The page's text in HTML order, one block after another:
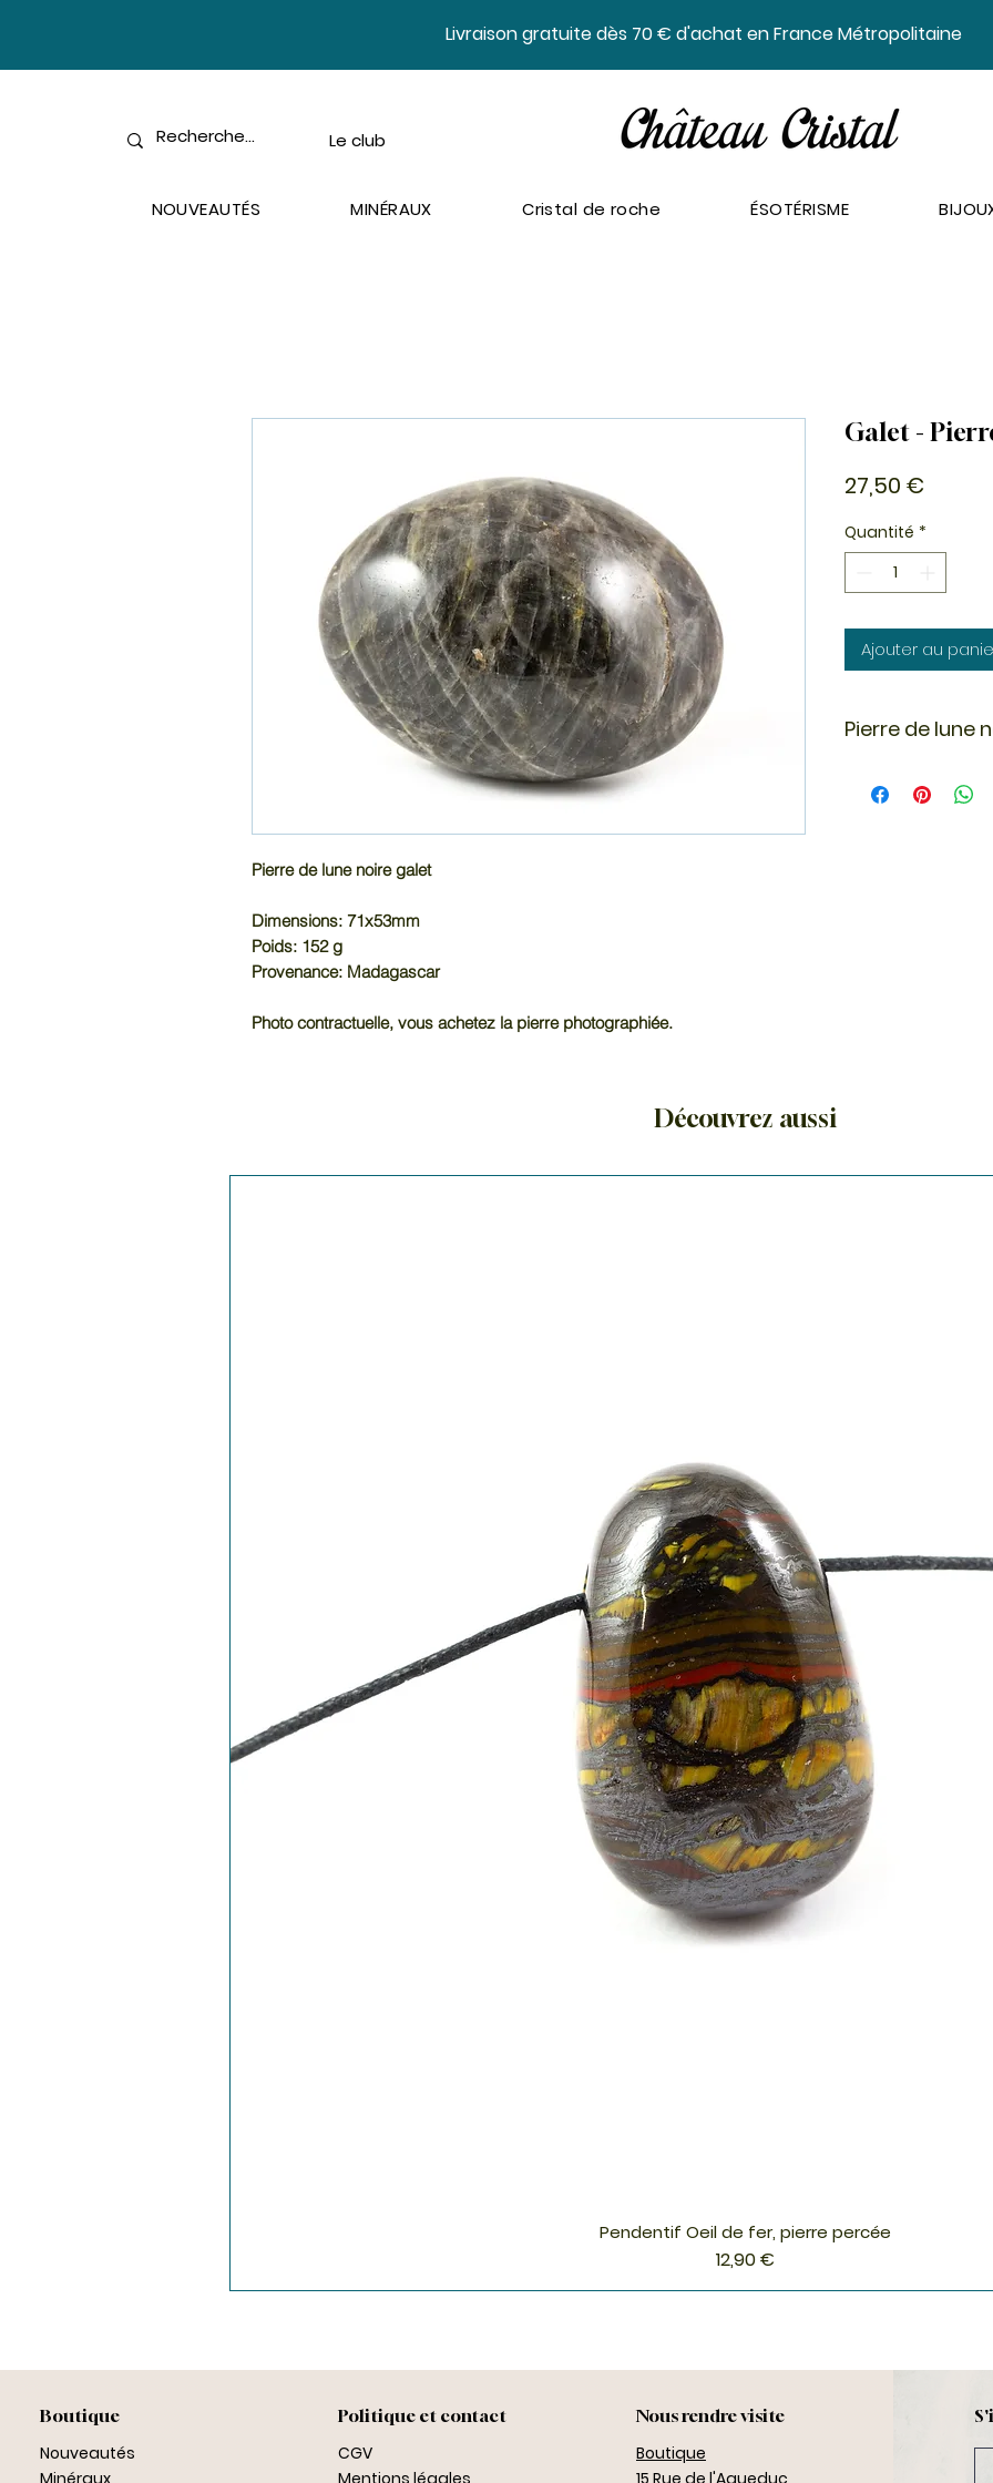
​Livraison gratuite dès 70 € d'achat en France Métropolitaine
Le club
NOUVEAUTÉS MINÉRAUX Cristal de roche ÉSOTÉRISME
Pierre de lune noire galet
Dimensions: 71x53mm
Poids: 152 g
Provenance: Madagascar
Photo contractuelle, vous achetez la pierre photographiée.
Galet -
27,50 €
Quantité *
Ajouter au
Pierre de lune
feldspath, le nom
Découvrez aussi
Aperçu rapide
Pendentif Oeil de fer, pierre percée
Prix
12,90 €
Boutique
Nouveautés
Minéraux
Politique et contact
CGV
Mentions légales
Nous rendre visite
Boutique
15 Rue de l'Aqueduc,